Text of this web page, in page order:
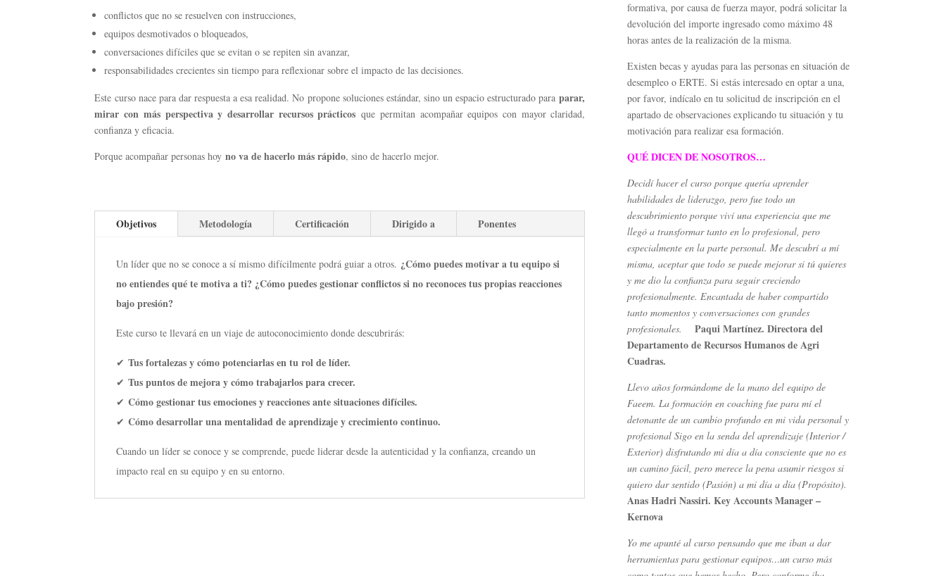
conflictos que no se resuelven con instrucciones,
equipos desmotivados o bloqueados,
conversaciones difíciles que se evitan o se repiten sin avanzar,
responsabilidades crecientes sin tiempo para reflexionar sobre el impacto de las decisiones.
Este curso nace para dar respuesta a esa realidad. No propone soluciones estándar, sino un espacio estructurado paraparar,
mirar con más perspectiva y desarrollar recursos prácticos que permitan acompañar equipos con mayor claridad,
confianza y eficacia.
Porque acompañar personas hoyno va de hacerlo más rápido, sino de hacerlo mejor.
Objetivos Metodología Certificación Dirigido a Ponentes
Un líder que no se conoce a sí mismo difícilmente podrá guiar a otros. ¿Cómo puedes motivar a tu equipo si
no entiendes qué te motiva a ti? ¿Cómo puedes gestionar conflictos si no reconoces tus propias reacciones
bajo presión?
Este curso te llevará en un viaje de autoconocimiento donde descubrirás:
✔Tus fortalezas y cómo potenciarlas en tu rol de líder.
✔Tus puntos de mejora y cómo trabajarlos para crecer.
✔Cómo gestionar tus emociones y reacciones ante situaciones difíciles.
✔Cómo desarrollar una mentalidad de aprendizaje y crecimiento continuo.
Cuando un líder se conoce y se comprende, puede liderar desde la autenticidad y la confianza, creando un
impacto real en su equipo y en su entorno.
formativa, por causa de fuerza mayor, podrá solicitar la
devolución del importe ingresado como máximo 48
horas antes de la realización de la misma.
Existen becas y ayudas para las personas en situación de
desempleo o ERTE. Si estás interesado en optar a una,
por favor, indícalo en tu solicitud de inscripción en el
apartado de observaciones explicando tu situación y tu
motivación para realizar esa formación.
QUÉ DICEN DE NOSOTROS…
Decidí hacer el curso porque quería aprender
habilidades de liderazgo, pero fue todo un
descubrimiento porque viví una experiencia que me
llegó a transformar tanto en lo profesional, pero
especialmente en la parte personal. Me descubrí a mí
misma, aceptar que todo se puede mejorar si tú quieres
y me dio la confianza para seguir creciendo
profesionalmente. Encantada de haber compartido
tanto momentos y conversaciones con grandes
profesionales. Paqui Martínez. Directora del
Departamento de Recursos Humanos de Agri
Cuadras.
Llevo años formándome de la mano del equipo de
Faeem. La formación en coaching fue para mí el
detonante de un cambio profundo en mi vida personal y
profesional Sigo en la senda del aprendizaje (Interior /
Exterior) disfrutando mi día a día consciente que no es
un camino fácil, pero merece la pena asumir riesgos si
quiero dar sentido (Pasión) a mi día a día (Propósito).
Anas Hadri Nassiri. Key Accounts Manager –
Kernova
Yo me apunté al curso pensando que me iban a dar
herramientas para gestionar equipos…un curso más